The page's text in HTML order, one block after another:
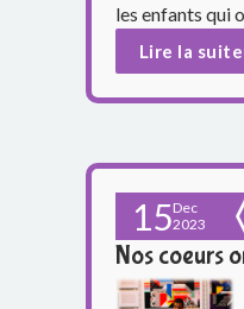
u
les enfants qui
Lire la suite
15Dec
2023
Nos coeurs